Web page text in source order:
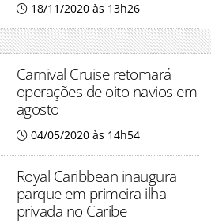
18/11/2020 às 13h26
Carnival Cruise retomará
operações de oito navios em
agosto
04/05/2020 às 14h54
Royal Caribbean inaugura
parque em primeira ilha
privada no Caribe